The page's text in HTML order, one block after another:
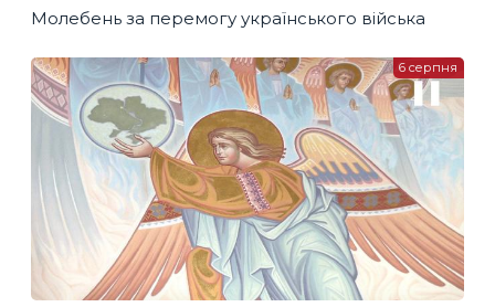
Молебень за перемогу українського війська
6 серпня